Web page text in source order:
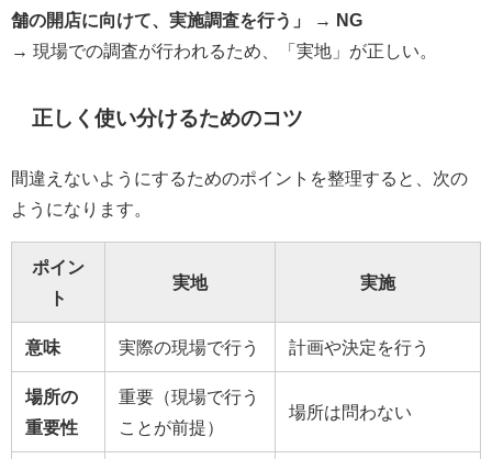
舗の開店に向けて、実施調査を行う」 → NG
→ 現場での調査が行われるため、「実地」が正しい。
正しく使い分けるためのコツ
間違えないようにするためのポイントを整理すると、次の
ようになります。
ポイン
ト
実地 実施
意味 実際の現場で行う 計画や決定を行う
場所の
重要性
重要（現場で行う
ことが前提）
場所は問わない